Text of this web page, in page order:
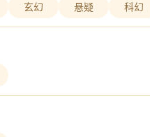
玄幻 悬疑 科幻